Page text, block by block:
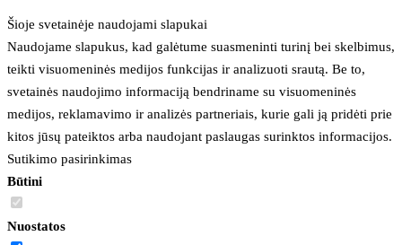
Šioje svetainėje naudojami slapukai
Naudojame slapukus, kad galėtume suasmeninti turinį bei skelbimus,
teikti visuomeninės medijos funkcijas ir analizuoti srautą. Be to,
svetainės naudojimo informaciją bendriname su visuomeninės
medijos, reklamavimo ir analizės partneriais, kurie gali ją pridėti prie
kitos jūsų pateiktos arba naudojant paslaugas surinktos informacijos.
Sutikimo pasirinkimas
Būtini
Nuostatos